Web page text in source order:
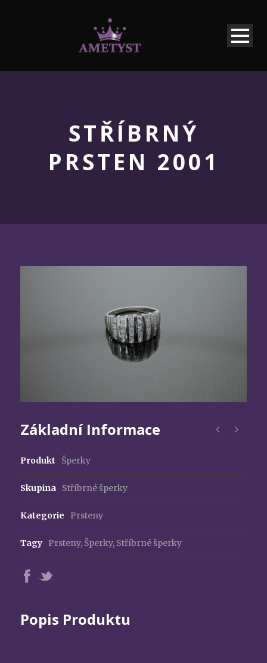
STŘÍBRNÝ
PRSTEN 2001
Základní Informace
Produkt Šperky
Skupina Stříbrné šperky
Kategorie Prsteny
Tagy Prsteny, Šperky, Stříbrné šperky
Popis Produktu